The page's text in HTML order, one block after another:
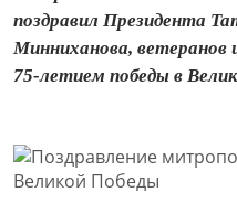
поздравил Президента
Минниханова, ветеранов
75-летием победы в